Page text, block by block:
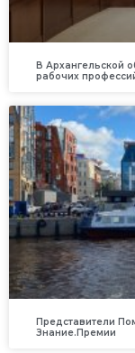
В Архангельской
рабочих
Представители
Знание.Премии